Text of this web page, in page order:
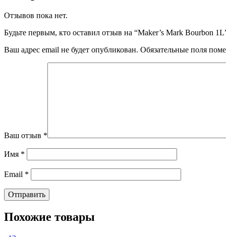
Отзывов пока нет.
Будьте первым, кто оставил отзыв на “Maker’s Mark Bourbon
Ваш адрес email не будет опубликован. Обязательные поля
Ваш отзыв *
Имя *
Email *
Похожие товары